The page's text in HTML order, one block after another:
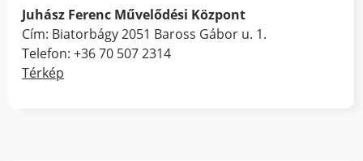
Juhász Ferenc Művelődési Központ
Cím: Biatorbágy 2051 Baross Gábor u. 1.
Telefon: +36 70 507 2314
Térkép